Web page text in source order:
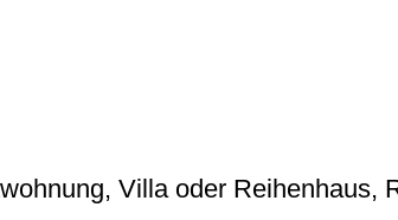
Villa oder Reihenhaus,